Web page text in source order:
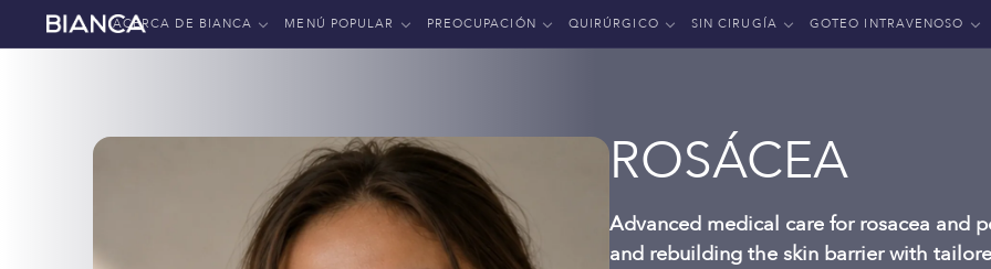
ACERCA DE BIANCA MENÚ POPULAR PREOCUPACIÓN QUIRÚRGICO SIN CIRUGÍA GOTEO INTRAVENOSO
ROSÁCEA
Advanced medical care for rosacea and
and rebuilding the skin barrier with